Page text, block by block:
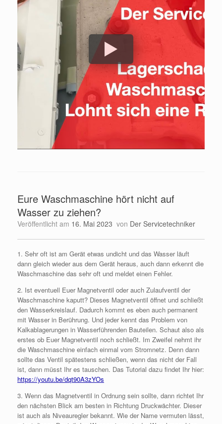
Eure Waschmaschine hört nicht auf
Wasser zu ziehen?
Veröffentlicht am 16. Mai 2023 von Der Servicetechniker
1. Sehr oft ist am Gerät etwas undicht und das Wasser läuft
dann gleich wieder aus dem Gerät heraus, auch dann erkennt die
Waschmaschine das sehr oft und meldet einen Fehler.
2. Ist eventuell Euer Magnetventil oder auch Zulaufventil der
Waschmaschine kaputt? Dieses Magnetventil öffnet und schließt
den Wasserkreislauf. Dadurch kommt es eben auch permanent
mit Wasser in Berührung. Und jeder kennt das Problem von
Kalkablagerungen in Wasserführenden Bauteilen. Schaut also als
erstes ob Euer Magnetventil noch schließt. Im Zweifel nehmt ihr
die Waschmaschine einfach einmal vom Stromnetz. Denn dann
sollte das Ventil spätestens schließen, wenn das nicht der Fall
ist, dann müsst Ihr es tauschen. Das Tutorial dazu findet Ihr hier:
https://youtu.be/dqt90A3zYOs
3. Wenn das Magnetventil in Ordnung sein sollte, dann richtet Ihr
den nächsten Blick am besten in Richtung Druckwächter. Dieser
ist auch als Niveauregler bekannt. Wie der Name vermuten lässt,